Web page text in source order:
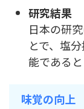
研究結果
日本の研
とで、塩
能であると
味覚の向上